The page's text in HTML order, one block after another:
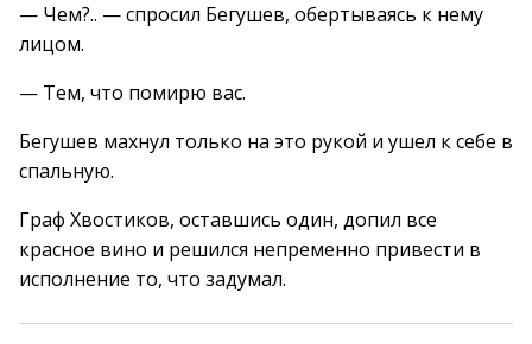
— Чем?.. — спросил Бегушев, обертываясь к нему
лицом.
— Тем, что помирю вас.
Бегушев махнул только на это рукой и ушел к себе в
спальную.
Граф Хвостиков, оставшись один, допил все
красное вино и решился непременно привести в
исполнение то, что задумал.